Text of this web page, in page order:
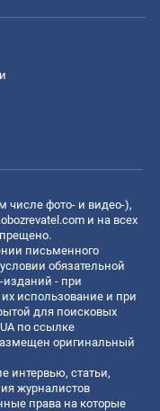
числе фото- и видео-),
и на всех
письменного
обязательной
изданий - при
использование и при
для поисковых
по ссылке
оригинальный
интервью, статьи,
журналистов
права на которые